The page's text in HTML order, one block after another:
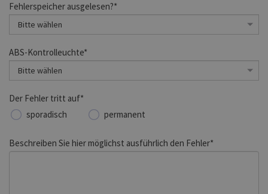
Fehlerspeicher ausgelesen?*
ABS-Kontrolleuchte*
Der Fehler tritt auf*
sporadisch
permanent
Beschreiben Sie hier möglichst ausführlich den Fehler*